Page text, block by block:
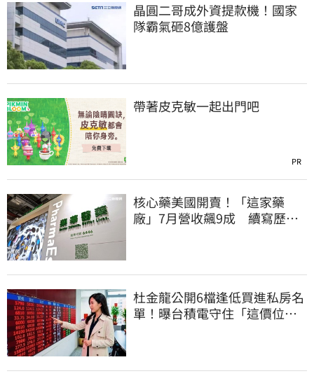
晶圓二哥成外資提款機！國家
隊霸氣砸8億護盤
帶著皮克敏一起出門吧
PR
核心藥美國開賣！「這家藥
廠」7月營收飆9成 續寫歷史
杜金龍公開6檔逢低買進私房名
單！曝台積電守住「這價位」